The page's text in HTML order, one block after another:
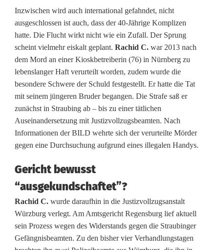
n
F
a
h
n
d
u
n
g
:
M
ö
r
Inzwischen wird auch international gefahndet, nicht
ausgeschlossen ist auch, dass der 40-Jährige Komplizen
hatte. Die Flucht wirkt nicht wie ein Zufall. Der Sprung
scheint vielmehr eiskalt geplant. Rachid C. war 2013 nach
dem Mord an einer Kioskbetreiberin (76) in Nürnberg zu
lebenslanger Haft verurteilt worden, zudem wurde die
besondere Schwere der Schuld festgestellt. Er hatte die Tat
mit seinem jüngeren Bruder begangen. Die Strafe saß er
zunächst in Straubing ab – bis zu einer tätlichen
Auseinandersetzung mit Justizvollzugsbeamten. Nach
Informationen der BILD wehrte sich der verurteilte Mörder
gegen eine Durchsuchung aufgrund eines illegalen Handys.
Gericht bewusst
“ausgekundschaftet”?
Rachid C. wurde daraufhin in die Justizvollzugsanstalt
Würzburg verlegt. Am Amtsgericht Regensburg lief aktuell
sein Prozess wegen des Widerstands gegen die Straubinger
Gefängnisbeamten. Zu den bisher vier Verhandlungstagen